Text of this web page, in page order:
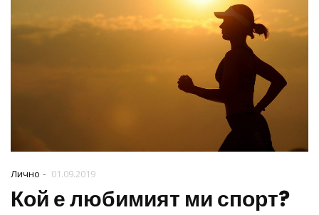
Лично - 01.09.2019
Кой е любимият ми спорт?